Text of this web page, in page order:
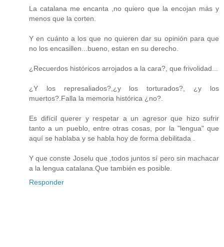
La catalana me encanta ,no quiero que la encojan más y
menos que la corten.
Y en cuánto a los que no quieren dar su opinión para que
no los encasillen...bueno, estan en su derecho.
¿Recuerdos históricos arrojados a la cara?, que frivolidad...
¿Y los represaliados?,¿y los torturados?, ¿y los
muertos?.Falla la memoria histórica ¿no?.
Es difícil querer y respetar a un agresor que hizo sufrir
tanto a un pueblo, entre otras cosas, por la "lengua" que
aquí se hablaba y se habla hoy de forma debilitada .
Y que conste Joselu que ,todos juntos sí pero sin machacar
a la lengua catalana.Que también es posible.
Responder